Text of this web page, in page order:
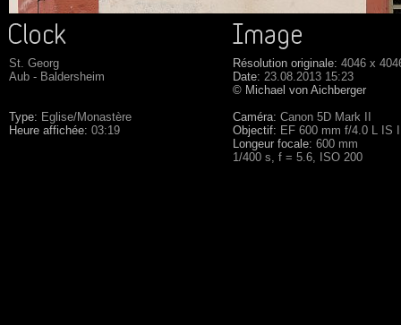
St. Georg
Aub - Baldersheim
Type: Eglise/Monastère
Heure affichée: 03:19
Résolution originale: 4046 x
Date: 23.08.2013 15:23
© Michael von Aichberger
Caméra: Canon 5D Mark II
Objectif: EF 600 mm f/4.0 L IS
Longeur focale: 600 mm
1/400 s, f = 5.6, ISO 200